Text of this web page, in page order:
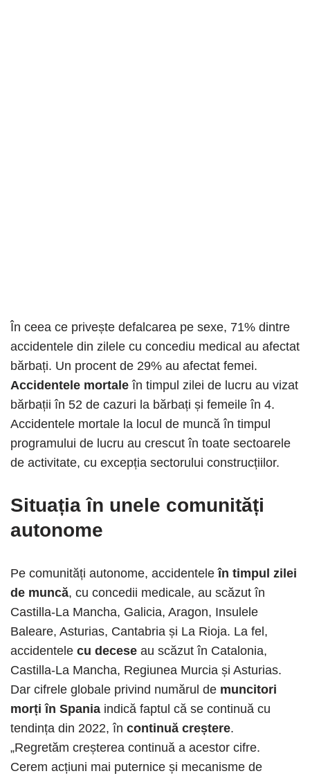
În ceea ce privește defalcarea pe sexe, 71% dintre
accidentele din zilele cu concediu medical au afectat
bărbați. Un procent de 29% au afectat femei.
Accidentele mortale în timpul zilei de lucru au vizat
bărbații în 52 de cazuri la bărbați și femeile în 4.
Accidentele mortale la locul de muncă în timpul
programului de lucru au crescut în toate sectoarele
de activitate, cu excepția sectorului construcțiilor.
Situația în unele comunități
autonome
Pe comunități autonome, accidenteleîn timpul zilei
de muncă, cu concedii medicale, au scăzut în
Castilla-La Mancha, Galicia, Aragon, Insulele
Baleare, Asturias, Cantabria și La Rioja. La fel,
accidentele cu decese au scăzut în Catalonia,
Castilla-La Mancha, Regiunea Murcia și Asturias.
Dar cifrele globale privind numărul de muncitori
morți în Spania indică faptul că se continuă cu
tendința din 2022, în continuă creștere.
„Regretăm creșterea continuă a acestor cifre.
Cerem acțiuni mai puternice și mecanisme de